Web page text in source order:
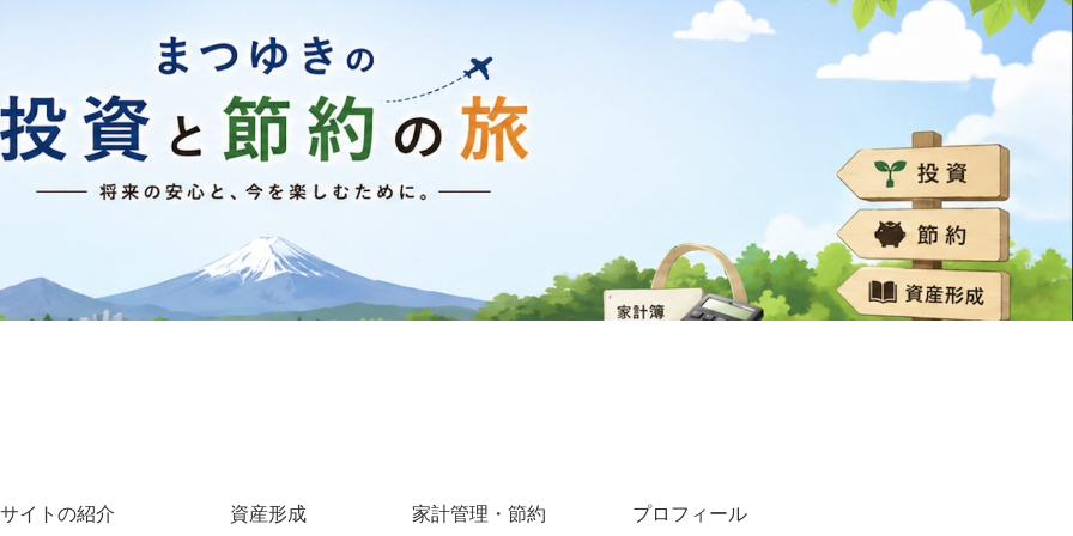
サイトの紹介 資産形成 家計管理・節約 プロフィール